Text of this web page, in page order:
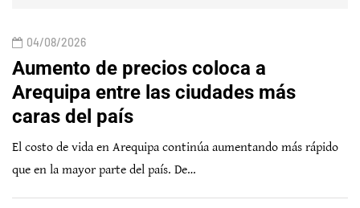
04/08/2026
Aumento de precios coloca a
Arequipa entre las ciudades más
caras del país
El costo de vida en Arequipa continúa aumentando más rápido
que en la mayor parte del país. De…